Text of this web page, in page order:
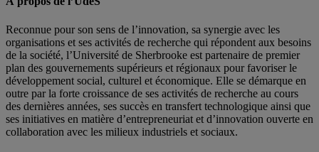
Reconnue pour son sens de l’innovation, sa synergie avec les
organisations et ses activités de recherche qui répondent aux besoins
de la société, l’Université de Sherbrooke est partenaire de premier
plan des gouvernements supérieurs et régionaux pour favoriser le
développement social, culturel et économique. Elle se démarque en
outre par la forte croissance de ses activités de recherche au cours
des dernières années, ses succès en transfert technologique ainsi que
ses initiatives en matière d’entrepreneuriat et d’innovation ouverte en
collaboration avec les milieux industriels et sociaux.